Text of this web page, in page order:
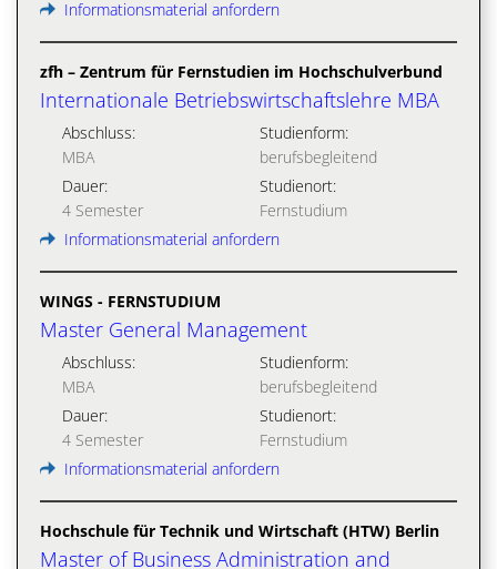
Informationsmaterial anfordern
zfh – Zentrum für Fernstudien im Hochschulverbund
Internationale Betriebswirtschaftslehre MBA
Abschluss:
MBA
Studienform:
berufsbegleitend
Dauer:
4 Semester
Studienort:
Fernstudium
Informationsmaterial anfordern
WINGS - FERNSTUDIUM
Master General Management
Abschluss:
MBA
Studienform:
berufsbegleitend
Dauer:
4 Semester
Studienort:
Fernstudium
Informationsmaterial anfordern
Hochschule für Technik und Wirtschaft (HTW) Berlin
Master of Business Administration and